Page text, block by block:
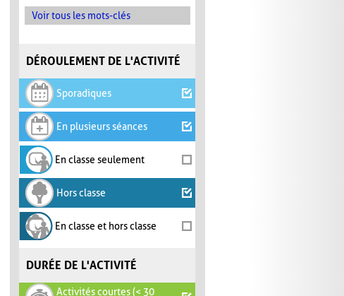
Voir tous les mots-clés
DÉROULEMENT DE L'ACTIVITÉ
Sporadiques
En plusieurs séances
En classe seulement
Hors classe
En classe et hors classe
DURÉE DE L'ACTIVITÉ
Activités courtes (< 30